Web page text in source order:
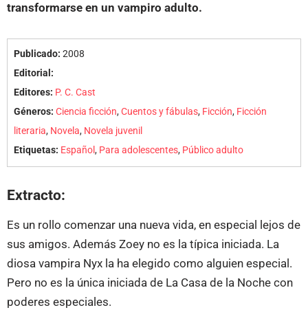
transformarse en un vampiro adulto.
Publicado: 2008
Editorial:
Editores: P. C. Cast
Géneros: Ciencia ficción,Cuentos y fábulas, Ficción, Ficción
literaria, Novela, Novela juvenil
Etiquetas: Español, Para adolescentes, Público adulto
Extracto:
Es un rollo comenzar una nueva vida, en especial lejos de
sus amigos. Además Zoey no es la típica iniciada. La
diosa vampira Nyx la ha elegido como alguien especial.
Pero no es la única iniciada de La Casa de la Noche con
poderes especiales.